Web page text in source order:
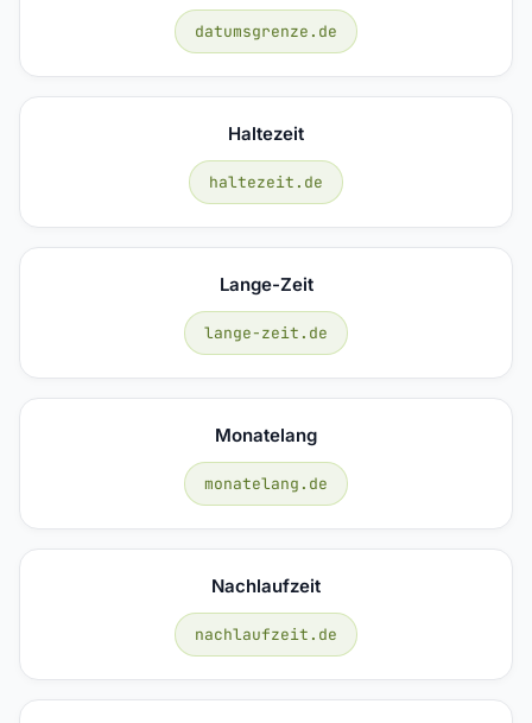
datumsgrenze.de
Haltezeit
haltezeit.de
Lange-Zeit
lange-zeit.de
Monatelang
monatelang.de
Nachlaufzeit
nachlaufzeit.de